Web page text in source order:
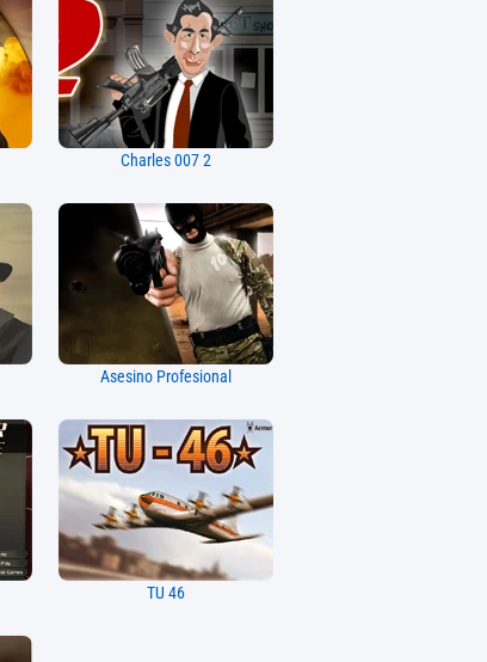
Charles 007 2
Asesino Profesional
TU 46